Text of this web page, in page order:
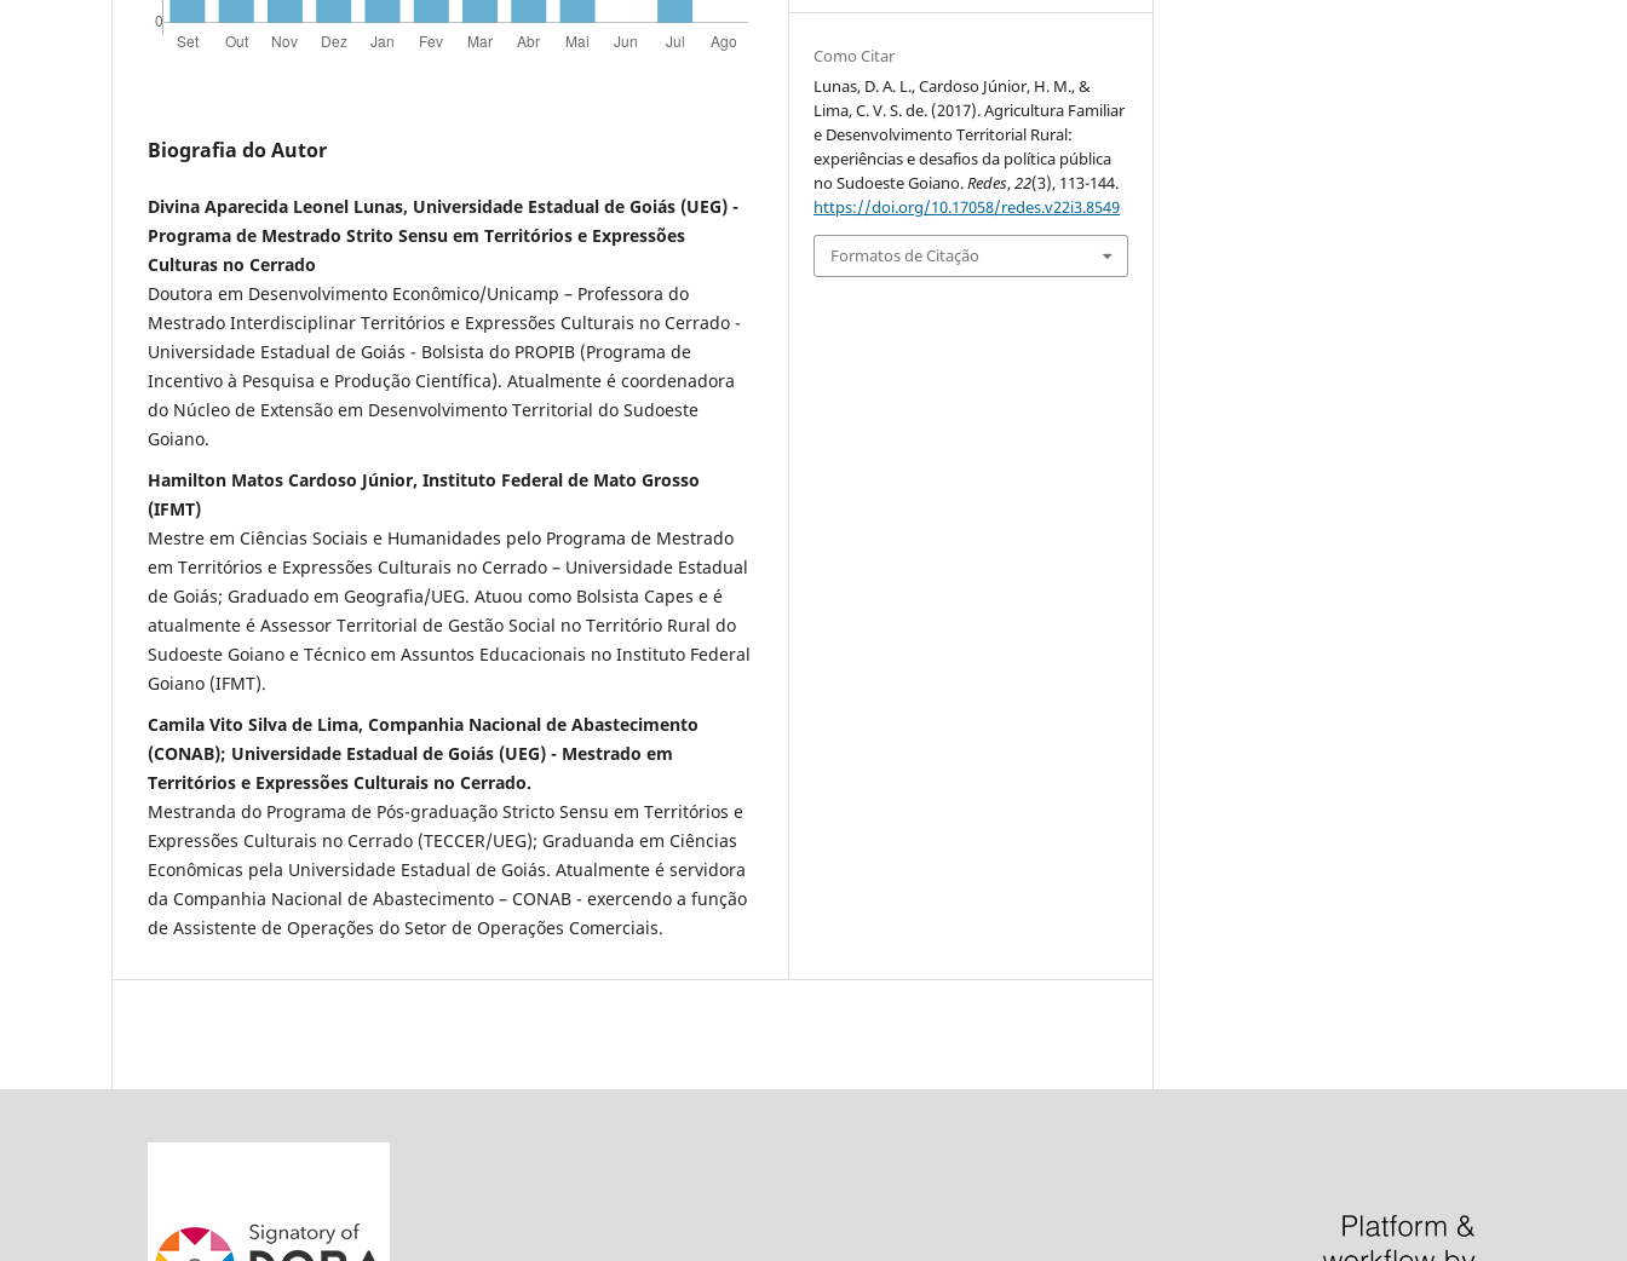
Biografia do Autor
Divina Aparecida Leonel Lunas, Universidade Estadual de Goiás (UEG) -
Programa de Mestrado Strito Sensu em Territórios e Expressões
Culturas no Cerrado
Doutora em Desenvolvimento Econômico/Unicamp – Professora do
Mestrado Interdisciplinar Territórios e Expressões Culturais no Cerrado -
Universidade Estadual de Goiás - Bolsista do PROPIB (Programa de
Incentivo à Pesquisa e Produção Científica). Atualmente é coordenadora
do Núcleo de Extensão em Desenvolvimento Territorial do Sudoeste
Goiano.
Hamilton Matos Cardoso Júnior, Instituto Federal de Mato Grosso
(IFMT)
Mestre em Ciências Sociais e Humanidades pelo Programa de Mestrado
em Territórios e Expressões Culturais no Cerrado – Universidade Estadual
de Goiás; Graduado em Geografia/UEG. Atuou como Bolsista Capes e é
atualmente é Assessor Territorial de Gestão Social no Território Rural do
Sudoeste Goiano e Técnico em Assuntos Educacionais no Instituto Federal
Goiano (IFMT).
Camila Vito Silva de Lima, Companhia Nacional de Abastecimento
(CONAB); Universidade Estadual de Goiás (UEG) - Mestrado em
Territórios e Expressões Culturais no Cerrado.
Mestranda do Programa de Pós-graduação Stricto Sensu em Territórios e
Expressões Culturais no Cerrado (TECCER/UEG); Graduanda em Ciências
Econômicas pela Universidade Estadual de Goiás. Atualmente é servidora
da Companhia Nacional de Abastecimento – CONAB - exercendo a função
de Assistente de Operações do Setor de Operações Comerciais.
Como Citar
Lunas, D. A. L., Cardoso Júnior, H. M., &
Lima, C. V. S. de. (2017). Agricultura Familiar
e Desenvolvimento Territorial Rural:
experiências e desafios da política pública
no Sudoeste Goiano.Redes,22(3), 113-144.
https://doi.org/10.17058/redes.v22i3.8549
Formatos de Citação